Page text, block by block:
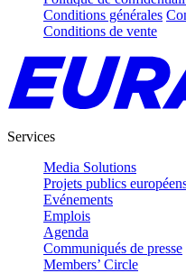
Conditions générales
Conditions de vente
Services
Media Solutions
Projets publics
Evénements
Emplois
Agenda
Communiqués de presse
Members’ Circle